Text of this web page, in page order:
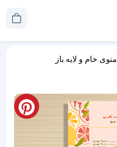
منوی خام و لایه باز